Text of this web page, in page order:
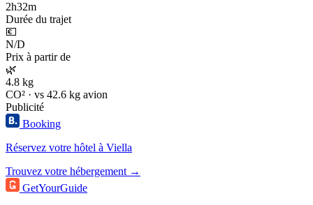
2h32m
Durée du trajet
💶
N/D
Prix à partir de
🌿
4.8 kg
CO² · vs 42.6 kg avion
Publicité
Booking
Réservez votre hôtel à Viella
Trouvez votre hébergement →
GetYourGuide